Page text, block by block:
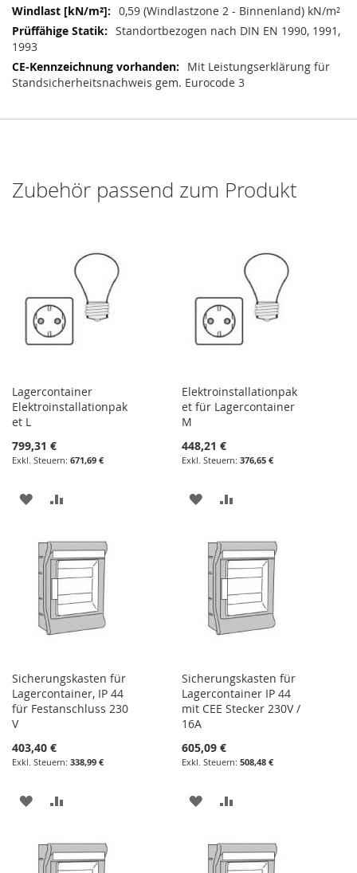
0,59 (Windlastzone 2 - Binnenland) kN/m²
Standortbezogen nach DIN EN 1990, 1991,
1993
Mit Leistungserklärung für
Standsicherheitsnachweis gem. Eurocode 3
Zubehör passend zum Produkt
Lagercontainer
Elektroinstallationpak
et L
799,31 €
671,69 €
ZUR
HINZUFÜGEN
HINZUFÜGEN
Elektroinstallationpak
et für Lagercontainer
M
448,21 €
376,65 €
ZUR
HINZUFÜGEN
HINZUFÜGEN
Sicherungskasten für
Lagercontainer, IP 44
für Festanschluss 230
V
403,40 €
338,99 €
ZUR
HINZUFÜGEN
HINZUFÜGEN
Sicherungskasten für
Lagercontainer IP 44
mit CEE Stecker 230V /
16A
605,09 €
508,48 €
ZUR
HINZUFÜGEN
HINZUFÜGEN